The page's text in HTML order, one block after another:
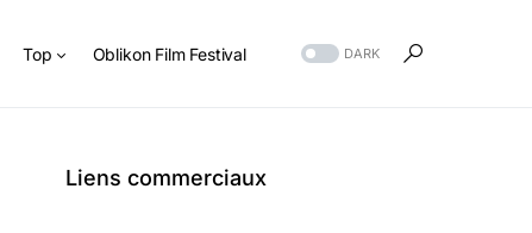
Top Oblikon Film Festival DARK
Liens commerciaux